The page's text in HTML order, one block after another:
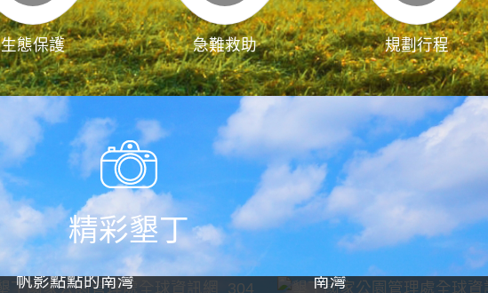
生態保護 急難救助 規劃行程
精彩墾丁
帆影點點的南灣
南灣